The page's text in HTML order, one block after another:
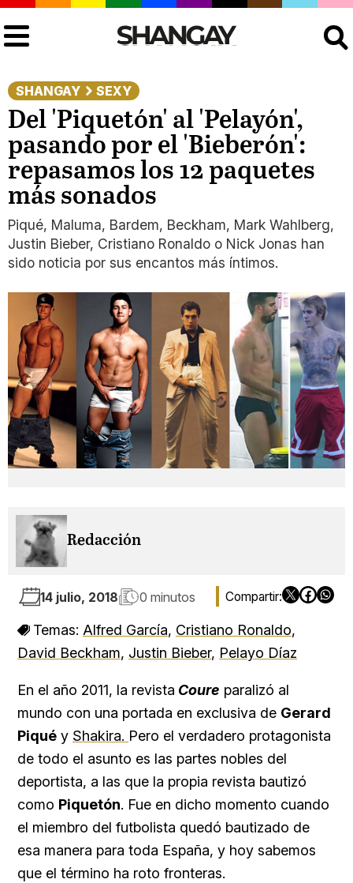
SHANGAY SEXY
Del 'Piquetón' al 'Pelayón',
pasando por el 'Bieberón':
repasamos los 12 paquetes
más sonados
Piqué, Maluma, Bardem, Beckham, Mark Wahlberg,
Justin Bieber, Cristiano Ronaldo o Nick Jonas han
sido noticia por sus encantos más íntimos.
Redacción
14 julio, 2018 0 minutos
Temas: Alfred García, Cristiano Ronaldo,
David Beckham, Justin Bieber, Pelayo Díaz
En el año 2011, la revista Coure paralizó al
mundo con una portada en exclusiva de Gerard
Piqué y Shakira. Pero el verdadero protagonista
de todo el asunto es las partes nobles del
deportista, a las que la propia revista bautizó
como Piquetón. Fue en dicho momento cuando
el miembro del futbolista quedó bautizado de
esa manera para toda España, y hoy sabemos
que el término ha roto fronteras.